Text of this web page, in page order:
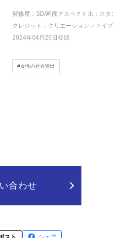
解像度：SD/画面アスペクト比：スタ
クレジット：クリエーションファイ
2024年04月26日登録
#女性の社会進出
合わせ